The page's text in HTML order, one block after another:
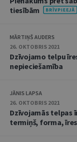
tiesībām
MĀRTIŅŠ AUDERS
26. OKTOBRIS 2021
Dzīvojamo telpu
nepieciešamība
JĀNIS LAPSA
26. OKTOBRIS 2021
Dzīvojamās telpas
termiņš, forma,